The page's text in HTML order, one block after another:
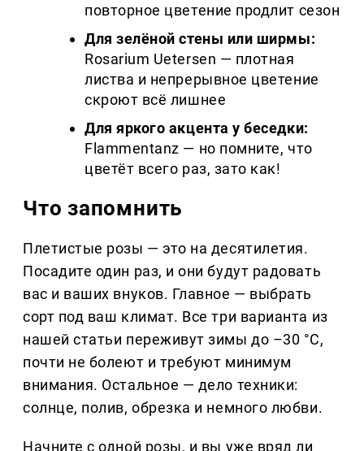
повторное цветение продлит сезон
Для зелёной стены или ширмы:
Rosarium Uetersen — плотная
листва и непрерывное цветение
скроют всё лишнее
Для яркого акцента у беседки:
Flammentanz — но помните, что
цветёт всего раз, зато как!
Что запомнить
Плетистые розы — это на десятилетия.
Посадите один раз, и они будут радовать
вас и ваших внуков. Главное — выбрать
сорт под ваш климат. Все три варианта из
нашей статьи переживут зимы до –30 °C,
почти не болеют и требуют минимум
внимания. Остальное — дело техники:
солнце, полив, обрезка и немного любви.
Начните с одной розы, и вы уже вряд ли